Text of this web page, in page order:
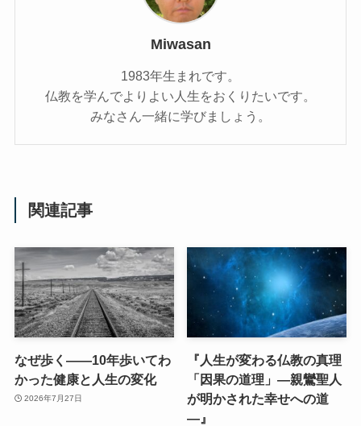
Miwasan
1983年生まれです。
仏教を学んでよりよい人生をおくりたいです。
みなさん一緒に学びましょう。
関連記事
なぜ歩く——10年歩いてわ
かった健康と人生の変化
2026年7月27日
『人生が変わる仏教の真理
「因果の道理」—親鸞聖人
が明かされた幸せへの道
—』